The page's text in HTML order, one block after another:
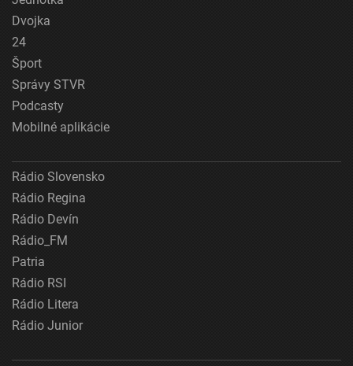
Dvojka
24
Šport
Správy STVR
Podcasty
Mobilné aplikácie
Rádio Slovensko
Rádio Regina
Rádio Devín
Rádio_FM
Patria
Rádio RSI
Rádio Litera
Rádio Junior